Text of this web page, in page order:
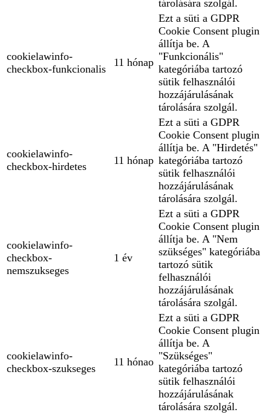
tárolására szolgál.
cookielawinfo-
checkbox-funkcionalis
11 hónap
Ezt a süti a GDPR
Cookie Consent plugin
állítja be. A
"Funkcionális"
kategóriába tartozó
sütik felhasználói
hozzájárulásának
tárolására szolgál.
cookielawinfo-
checkbox-hirdetes
11 hónap
Ezt a süti a GDPR
Cookie Consent plugin
állítja be. A "Hirdetés"
kategóriába tartozó
sütik felhasználói
hozzájárulásának
tárolására szolgál.
cookielawinfo-
checkbox-
nemszukseges
1 év
Ezt a süti a GDPR
Cookie Consent plugin
állítja be. A "Nem
szükséges" kategóriába
tartozó sütik
felhasználói
hozzájárulásának
tárolására szolgál.
cookielawinfo-
checkbox-szukseges
11 hónao
Ezt a süti a GDPR
Cookie Consent plugin
állítja be. A
"Szükséges"
kategóriába tartozó
sütik felhasználói
hozzájárulásának
tárolására szolgál.